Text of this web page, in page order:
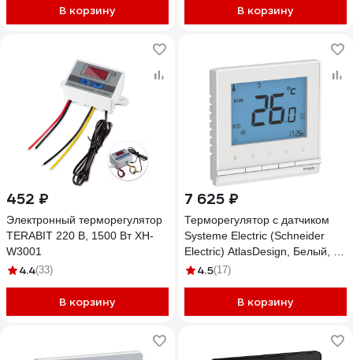
В корзину В корзину
452 ₽
Электронный терморегулятор
TERABIT 220 В, 1500 Вт XH-
W3001
4.4(33)
В корзину
7 625 ₽
Терморегулятор с датчиком
Systeme Electric (Schneider
Electric) AtlasDesign, Белый, +5
до +35C, 16 A ATN000138
4.5(17)
В корзину